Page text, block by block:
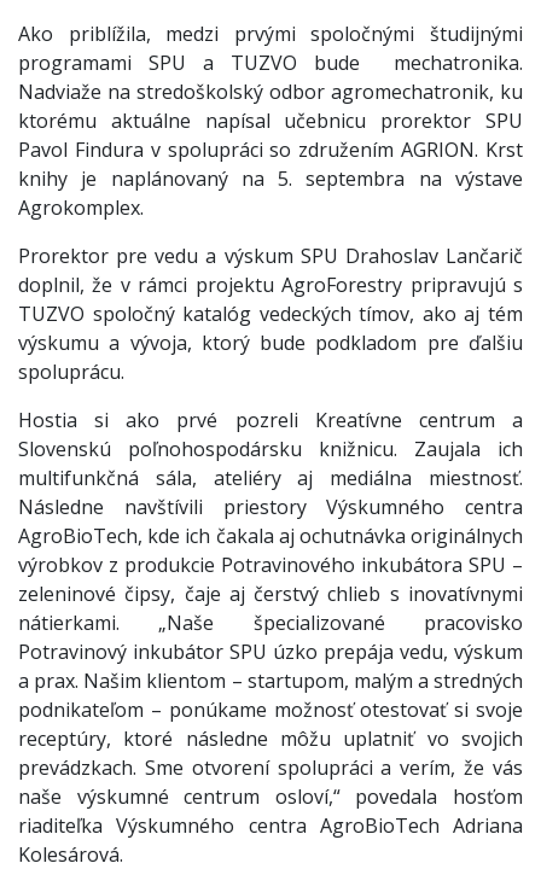
Ako priblížila, medzi prvými spoločnými študijnými
programami SPU a TUZVO bude mechatronika.
Nadviaže na stredoškolský odbor agromechatronik, ku
ktorému aktuálne napísal učebnicu prorektor SPU
Pavol Findura v spolupráci so združením AGRION. Krst
knihy je naplánovaný na 5. septembra na výstave
Agrokomplex.
Prorektor pre vedu a výskum SPU Drahoslav Lančarič
doplnil, že v rámci projektu AgroForestry pripravujú s
TUZVO spoločný katalóg vedeckých tímov, ako aj tém
výskumu a vývoja, ktorý bude podkladom pre ďalšiu
spoluprácu.
Hostia si ako prvé pozreli Kreatívne centrum a
Slovenskú poľnohospodársku knižnicu. Zaujala ich
multifunkčná sála, ateliéry aj mediálna miestnosť.
Následne navštívili priestory Výskumného centra
AgroBioTech, kde ich čakala aj ochutnávka originálnych
výrobkov z produkcie Potravinového inkubátora SPU –
zeleninové čipsy, čaje aj čerstvý chlieb s inovatívnymi
nátierkami. „Naše špecializované pracovisko
Potravinový inkubátor SPU úzko prepája vedu, výskum
a prax. Našim klientom – startupom, malým a stredných
podnikateľom – ponúkame možnosť otestovať si svoje
receptúry, ktoré následne môžu uplatniť vo svojich
prevádzkach. Sme otvorení spolupráci a verím, že vás
naše výskumné centrum osloví,“ povedala hosťom
riaditeľka Výskumného centra AgroBioTech Adriana
Kolesárová.